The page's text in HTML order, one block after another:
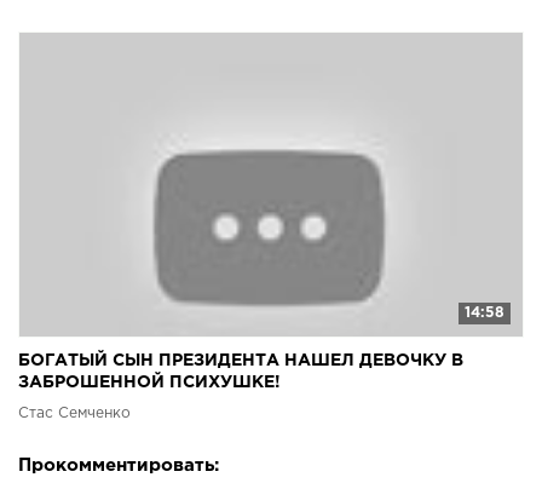
14:58
БОГАТЫЙ СЫН ПРЕЗИДЕНТА НАШЕЛ ДЕВОЧКУ В
ЗАБРОШЕННОЙ ПСИХУШКЕ!
Стас Семченко
Прокомментировать: